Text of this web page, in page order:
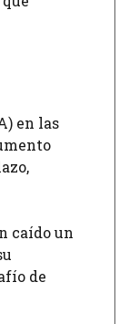
en las
caído un
de